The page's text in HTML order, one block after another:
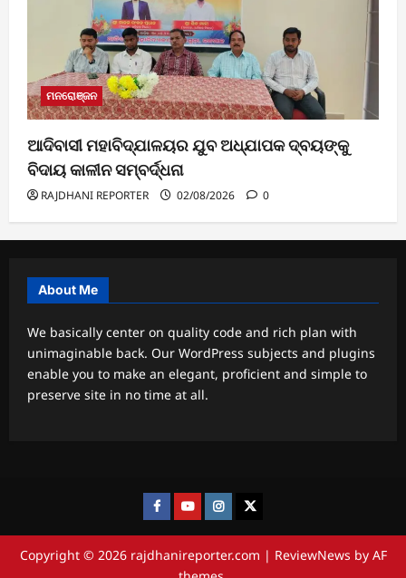
ମନରୋଞ୍ଜନ
ଆଦିବାସୀ ମହାବିଦ୍ଯାଳୟର ଯୁବ ଅଧ୍ଯାପକ ଦ୍ବୟଙ୍କୁ
ବିଦାୟ କାଳୀନ ସମ୍ବର୍ଦ୍ଧନା
RAJDHANI REPORTER 02/08/2026 0
About Me
We basically center on quality code and rich plan with
unimaginable back. Our WordPress subjects and plugins
enable you to make an elegant, proficient and simple to
preserve site in no time at all.
FacebookYoutubeInstagram
twitter
Copyright © 2026 rajdhanireporter.com | ReviewNews by AF